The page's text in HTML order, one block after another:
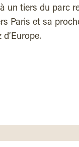
un tiers du parc
Paris et sa